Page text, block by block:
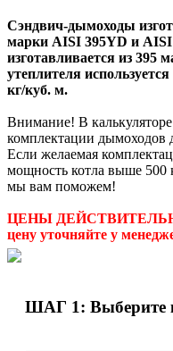
Сэндвич-дымоходы
марки AISI 395YD и
изготавливается из 395
утеплителя используется
кг/куб. м.
Внимание! В
комплектации дымоходов
Если желаемая
мощность котла выше 500
мы вам поможем!
ЦЕНЫ
цену уточняйте у
ШАГ 1: Выберите